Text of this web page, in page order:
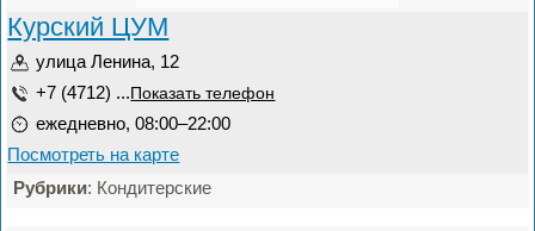
Курский ЦУМ
улица Ленина, 12
+7 (4712) ... Показать телефон
ежедневно, 08:00–22:00
Посмотреть на карте
Рубрики: Кондитерские